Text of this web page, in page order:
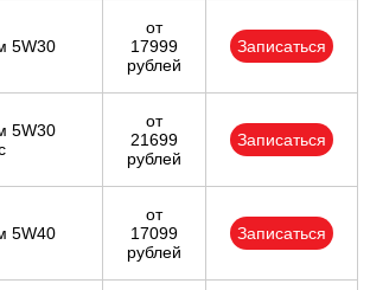
5W30
от
17999
рублей
Записаться
5W30
от
21699
рублей
Записаться
5W40
от
17099
рублей
Записаться